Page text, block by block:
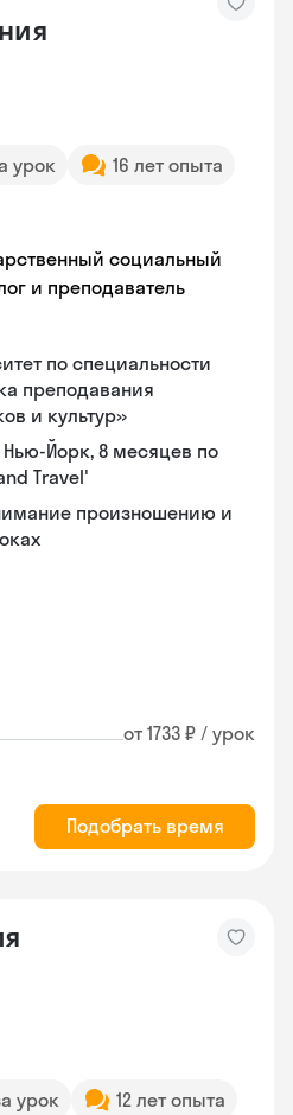
урок
16 лет опыта
социальный
и преподаватель
по специальности
преподавания
и культур»
Йорк, 8 месяцев по
Travel'
произношению и
от 1733 ₽ / урок
Подобрать время
урок 12 лет опыта